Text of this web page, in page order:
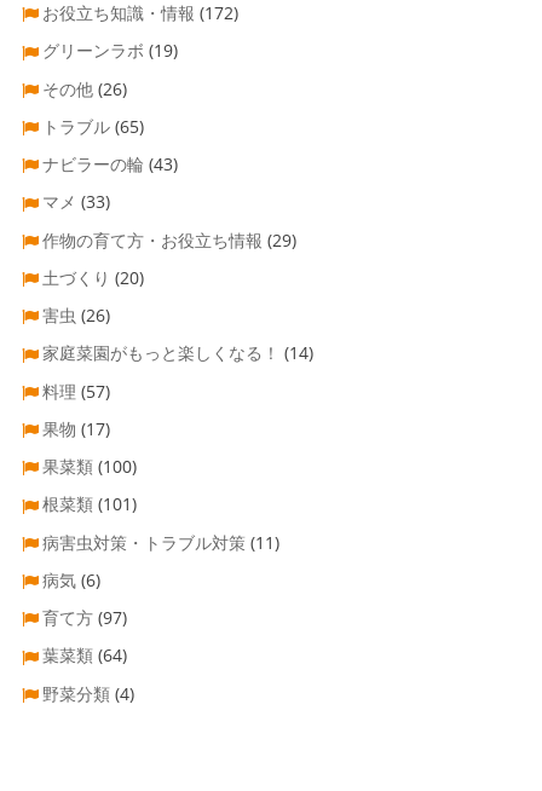
お役立ち知識・情報 (172)
グリーンラボ (19)
その他 (26)
トラブル (65)
ナビラーの輪 (43)
マメ (33)
作物の育て方・お役立ち情報 (29)
土づくり (20)
害虫 (26)
家庭菜園がもっと楽しくなる！ (14)
料理 (57)
果物 (17)
果菜類 (100)
根菜類 (101)
病害虫対策・トラブル対策 (11)
病気 (6)
育て方 (97)
葉菜類 (64)
野菜分類 (4)